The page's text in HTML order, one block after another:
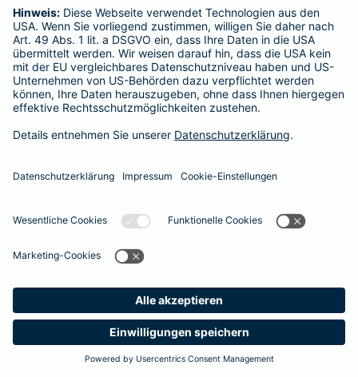
Suche Produkte
Barmenia
Unsere Berater und Beraterinnen stehen Ihnen gerne für ein
persönliches Gespräch zur Verfügung
. So finden auch Sie den optimalen Schutz für Ihre Zähne.
#MachenWirGern
Das könnte Sie auch interessieren